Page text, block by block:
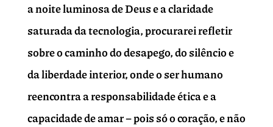
a noite luminosa de Deus e a claridade
saturada da tecnologia, procurarei refletir
sobre o caminho do desapego, do silêncio e
da liberdade interior, onde o ser humano
reencontra a responsabilidade ética e a
capacidade de amar – pois só o coração, e não